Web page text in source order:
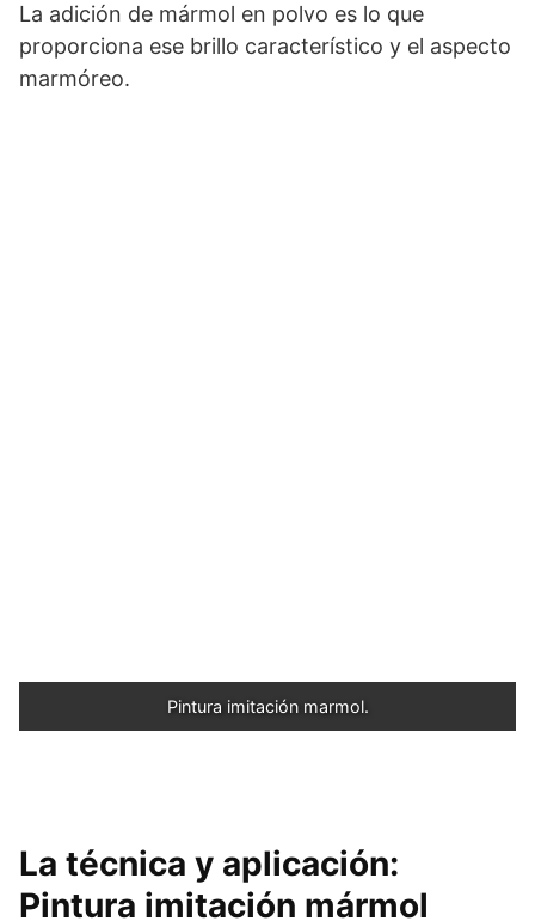
La adición de mármol en polvo es lo que
proporciona ese brillo característico y el aspecto
marmóreo.
Pintura imitación marmol.
La técnica y aplicación:
Pintura imitación mármol